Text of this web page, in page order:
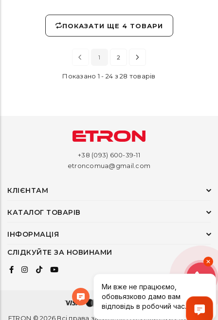
ПОКАЗАТИ ЩЕ 4 ТОВАРИ
1 2
Показано 1 - 24 з 28 товарів
+38 (093) 600-39-11
etroncomua@gmail.com
КЛІЄНТАМ
КАТАЛОГ ТОВАРІВ
ІНФОРМАЦІЯ
СЛІДКУЙТЕ ЗА НОВИНАМИ
ETRON © 2026 Всі права захищено | Developed by1ONEDEV